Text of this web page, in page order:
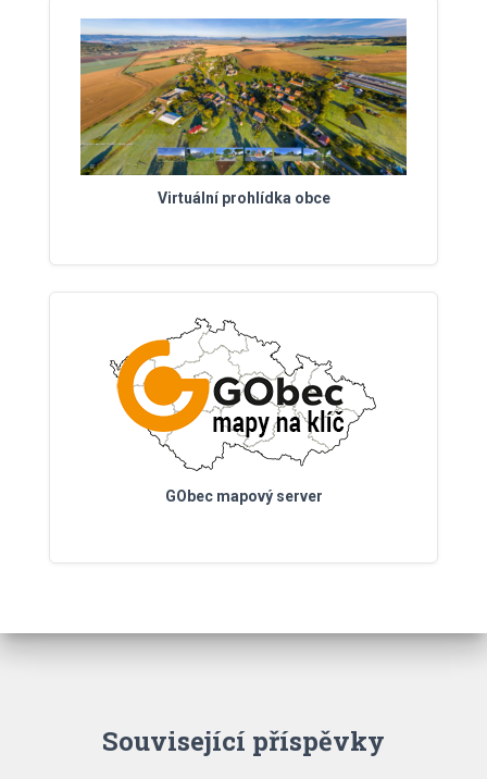
Virtuální prohlídka obce
GObec mapový server
Související příspěvky